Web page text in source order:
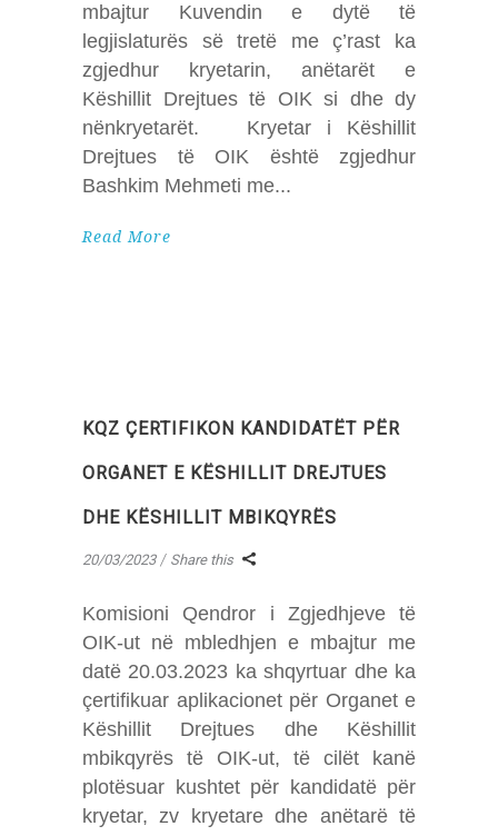
mbajtur Kuvendin e dytë të
legjislaturës së tretë me ç’rast ka
zgjedhur kryetarin, anëtarët e
Këshillit Drejtues të OIK si dhe dy
nënkryetarët. Kryetar i Këshillit
Drejtues të OIK është zgjedhur
Bashkim Mehmeti me
Read More
KQZ ÇERTIFIKON KANDIDATËT PËR
ORGANET E KËSHILLIT DREJTUES
DHE KËSHILLIT MBIKQYRËS
20/03/2023 Share this
Komisioni Qendror i Zgjedhjeve të
OIK-ut në mbledhjen e mbajtur me
datë 20.03.2023 ka shqyrtuar dhe ka
çertifikuar aplikacionet për Organet e
Këshillit Drejtues dhe Këshillit
mbikqyrës të OIK-ut, të cilët kanë
plotësuar kushtet për kandidatë për
kryetar, zv kryetare dhe anëtarë të